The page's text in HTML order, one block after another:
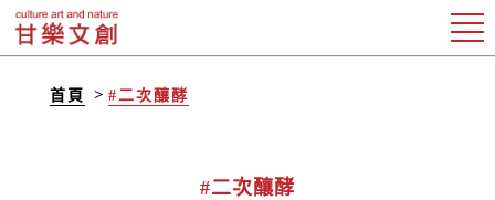
首頁 #二次釀酵
#二次釀酵